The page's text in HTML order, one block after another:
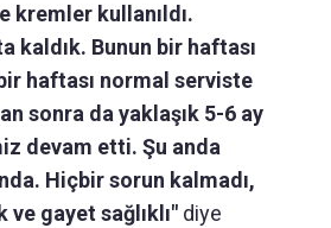
kremler kullanıldı.
kaldık. Bunun bir haftası
haftası normal serviste
sonra da yaklaşık 5-6 ay
devam etti. Şu anda
Hiçbir sorun kalmadı,
ve gayet sağlıklı" diye